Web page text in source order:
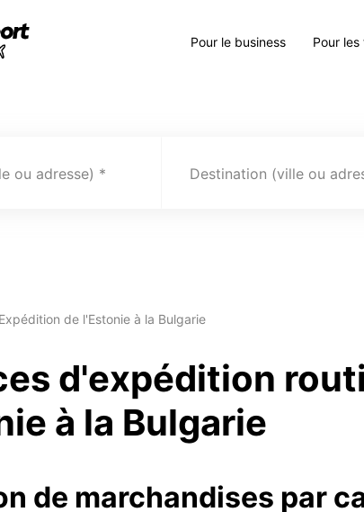
Pour le business Pour
ou adresse) Destination (ville ou
Expédition de l'Estonie à la Bulgarie
d'expédition
à la Bulgarie
de marchandises par